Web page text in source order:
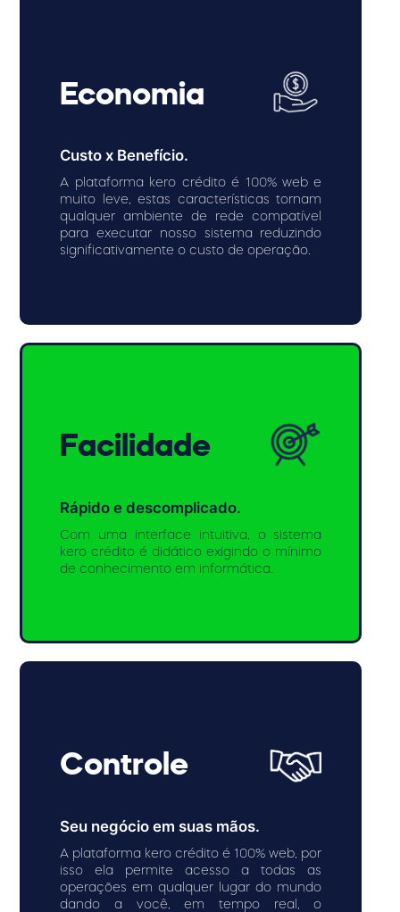
Economia
Custo x Benefício.
A plataforma kero crédito é 100% web e
muito leve, estas características tornam
qualquer ambiente de rede compatível
para executar nosso sistema reduzindo
significativamente o custo de operação.
Facilidade
Rápido e descomplicado.
Com uma interface intuitiva, o sistema
kero crédito é didático exigindo o mínimo
de conhecimento em informática.
Controle
Seu negócio em suas mãos.
A plataforma kero crédito é 100% web, por
isso ela permite acesso a todas as
operações em qualquer lugar do mundo
dando a você, em tempo real, o